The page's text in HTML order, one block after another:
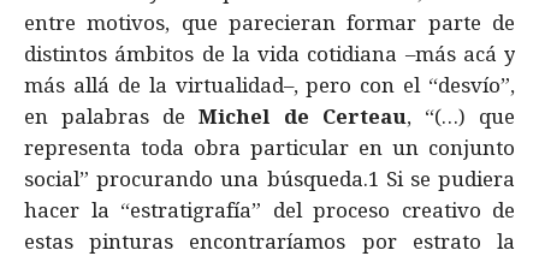
entre motivos, que parecieran formar parte de
distintos ámbitos de la vida cotidiana –más acá y
más allá de la virtualidad–, pero con el “desvío”,
en palabras deMichel de Certeau, “(…) que
representa toda obra particular en un conjunto
social” procurando una búsqueda.1 Si se pudiera
hacer la “estratigrafía” del proceso creativo de
estas pinturas encontraríamos por estrato la